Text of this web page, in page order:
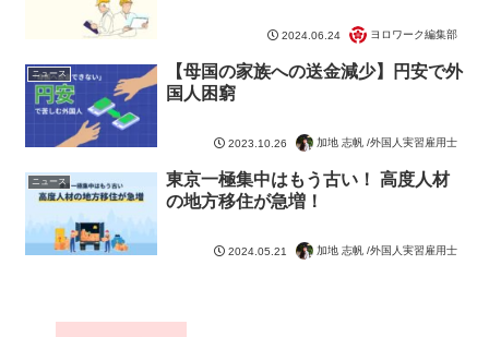
2024.06.24 ヨロワーク編集部
ニュース
【母国の家族への送金減少】円安で外
国人困窮
2023.10.26 加地 志帆 /外国人実習雇用士
ニュース
東京一極集中はもう古い！ 高度人材
の地方移住が急増！
2024.05.21 加地 志帆 /外国人実習雇用士